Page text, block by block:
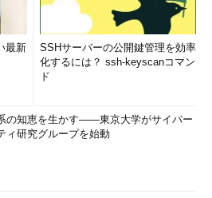
最新
SSHサーバーの公開鍵管理を効率
化するには？ ssh-keyscanコマン
ド
の知恵を生かす――東京大学がサイバー
ィ研究グループを始動